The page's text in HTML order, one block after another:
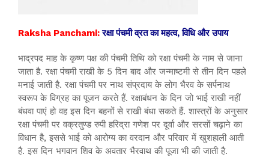
Raksha Panchami:रक्षा पंचमी व्रत का महत्व, विधि और उपाय
भाद्रपद माह के कृष्ण पक्ष की पंचमी तिथि को रक्षा पंचमी के नाम से जाना
जाता है. रक्षा पंचमी राखी के 5 दिन बाद और जन्माष्टमी से तीन दिन पहले
मनाई जाती है. रक्षा पंचमी पर नाथ संप्रदाय के लोग भैरव के सर्पनाथ
स्वरूप के विग्रह का पूजन करते हैं. रक्षाबंधन के दिन जो भाई राखी नहीं
बंधवा पाएं हो वह इस दिन बहनों से राखी बंधा सकते हैं. शास्त्रों के अनुसार
रक्षा पंचमी पर वक्रतुण्ड रुपी हरिद्रा गणेश पर दूर्वा और सरसों चढ़ाने का
विधान है, इससे भाई को आरोग्य का वरदान और परिवार में खुशहाली आती
है. इस दिन भगवान शिव के अवतार भैरवाथ की पूजा भी की जाती है.